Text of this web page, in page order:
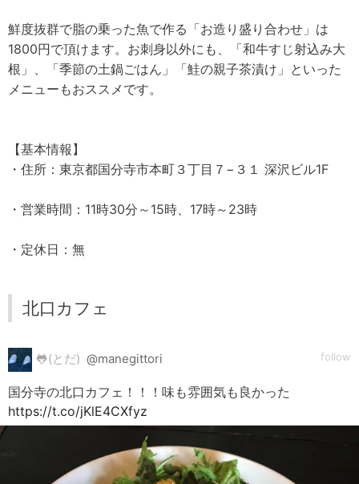
鮮度抜群で脂の乗った魚で作る「お造り盛り合わせ」は
1800円で頂けます。お刺身以外にも、「和牛すじ射込み大
根」、「季節の土鍋ごはん」「鮭の親子茶漬け」といった
メニューもおススメです。
【基本情報】
・住所：東京都国分寺市本町３丁目７−３１ 深沢ビル1F
・営業時間：11時30分～15時、17時～23時
・定休日：無
北口カフェ
🐸(とだ) @manegittori follow
国分寺の北口カフェ！！！味も雰囲気も良かった
https://t.co/jKlE4CXfyz